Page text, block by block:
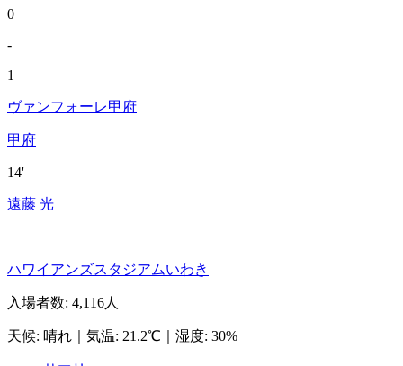
0
-
1
ヴァンフォーレ甲府
甲府
14'
遠藤 光
ハワイアンズスタジアムいわき
入場者数: 4,116人
天候: 晴れ 気温: 21.2℃ 湿度: 30%